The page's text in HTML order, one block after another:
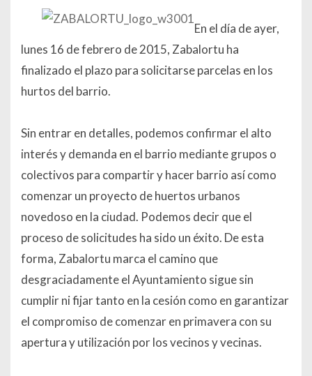
En el día de ayer,
lunes 16 de febrero de 2015, Zabalortu ha
finalizado el plazo para solicitarse parcelas en los
hurtos del barrio.
Sin entrar en detalles, podemos confirmar el alto
interés y demanda en el barrio mediante grupos o
colectivos para compartir y hacer barrio así como
comenzar un proyecto de huertos urbanos
novedoso en la ciudad. Podemos decir que el
proceso de solicitudes ha sido un éxito. De esta
forma, Zabalortu marca el camino que
desgraciadamente el Ayuntamiento sigue sin
cumplir ni fijar tanto en la cesión como en garantizar
el compromiso de comenzar en primavera con su
apertura y utilización por los vecinos y vecinas.